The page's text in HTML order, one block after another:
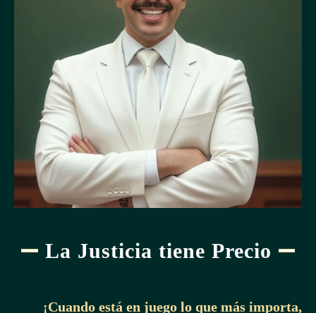
La Justicia tiene Precio
¡Cuando está en juego lo que más importa,